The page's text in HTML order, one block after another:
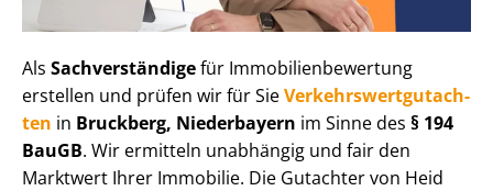
Als Sachverständigefür Im­mo­bi­li­en­be­wer­tung
erstellen und prüfen wir für SieVer­kehrs­wert­gut­ach­
ten in Bruckberg, Niederbayern im Sinne des § 194
BauGB. Wir ermitteln unabhängig und fair den
Marktwert Ihrer Immobilie. Die Gutachter von Heid